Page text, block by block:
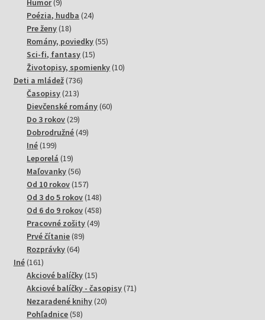
produktov
Poézia, hudba 2424
Pre ženy 1818
produktov
Romány, poviedky 5555
Sci-fi, fantasy 1515
produktov
Životopisy, spomienky 1010
Deti a mládež 736736
Časopisy 213213
produktov
Dievčenské romány 6060
Do 3 rokov 2929
produktov
Dobrodružné 4949
Iné 199199
produktov
Leporelá 1919
produktov
Maľovanky 5656
produktov
Od 10 rokov 157157
produktov
Od 3 do 5 rokov 148148
produktov
Od 6 do 9 rokov 458458
produktov
Pracovné zošity 4949
Prvé čítanie 8989
Rozprávky 6464
Iné 161161
produktov
Akciové balíčky 1515
produktov
Akciové balíčky - časopisy 7171
Nezaradené knihy 2020
Pohľadnice 5858